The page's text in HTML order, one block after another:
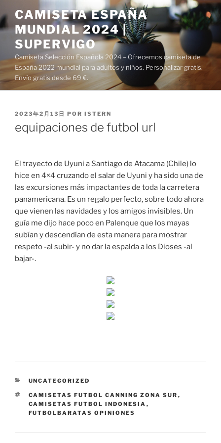
al
contenido
CAMISETA ESPAÑA
MUNDIAL 2024 |
SUPERVIGO
Camiseta Selección Española 2024 – Ofrecemos camiseta de
España 2022 mundial para adultos y niños. Personalizar gratis.
Envío gratis desde 69 €.
PUBLICADO
2023年2月13日 POR ISTERN
equipaciones de futbol url
El trayecto de Uyuni a Santiago de Atacama (Chile) lo
hice en 4×4 cruzando el salar de Uyuni y ha sido una de
las excursiones más impactantes de toda la carretera
panamericana. Es un regalo perfecto, sobre todo ahora
que vienen las navidades y los amigos invisibles. Un
guía me dijo hace poco en Palenque que los mayas
subían y descendían de esta manera para mostrar
respeto -al subir- y no dar la espalda a los Dioses -al
bajar-.
CATEGORÍAS
UNCATEGORIZED
ETIQUETAS
CAMISETAS FUTBOL CANNING ZONA SUR ,
CAMISETAS FUTBOL INDONESIA ,
FUTBOLBARATAS OPINIONES